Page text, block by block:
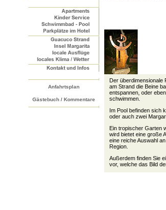
Anfahrtsplan
Gästebuch / Kommentare
Der überdimensionale
am Strand die Beine
entspannen, oder
schwimmen.
Im Pool befinden sich
oder auch zwei
Ein tropischer Garten
wird bietet eine große
eine reiche Auswahl
Region.
Außerdem finden Sie
vor, welche das Bild